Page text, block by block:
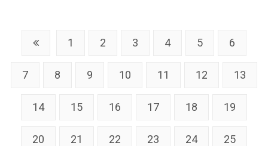
1 2 3 4 5 6
7 8 9 10 11 12 13
14 15 16 17 18 19
20 21 22 23 24 25